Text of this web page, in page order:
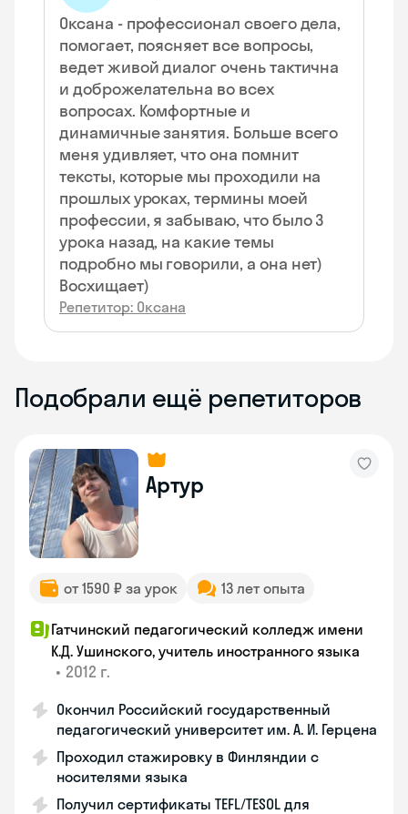
Оксана - профессионал своего дела,
помогает, поясняет все вопросы,
ведет живой диалог очень тактична
и доброжелательна во всех
вопросах. Комфортные и
динамичные занятия. Больше всего
меня удивляет, что она помнит
тексты, которые мы проходили на
прошлых уроках, термины моей
профессии, я забываю, что было 3
урока назад, на какие темы
подробно мы говорили, а она нет)
Восхищает)
Репетитор: Оксана
Подобрали ещё репетиторов
Артур
от 1590 ₽ за урок 13 лет опыта
Гатчинский педагогический колледж имени
К.Д. Ушинского, учитель иностранного языка
• 2012 г.
Окончил Российский государственный
педагогический университет им. А. И. Герцена
Проходил стажировку в Финляндии с
носителями языка
Получил сертификаты TEFL/TESOL для